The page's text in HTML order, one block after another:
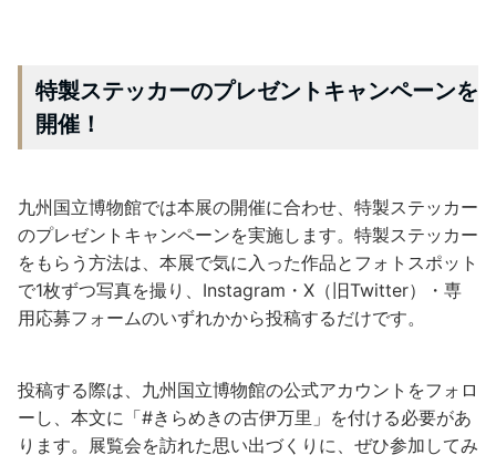
特製ステッカーのプレゼントキャンペーンを
開催！
九州国立博物館では本展の開催に合わせ、特製ステッカー
のプレゼントキャンペーンを実施します。特製ステッカー
をもらう方法は、本展で気に入った作品とフォトスポット
で1枚ずつ写真を撮り、Instagram・X（旧Twitter）・専
用応募フォームのいずれかから投稿するだけです。
投稿する際は、九州国立博物館の公式アカウントをフォロ
ーし、本文に「#きらめきの古伊万里」を付ける必要があ
ります。展覧会を訪れた思い出づくりに、ぜひ参加してみ